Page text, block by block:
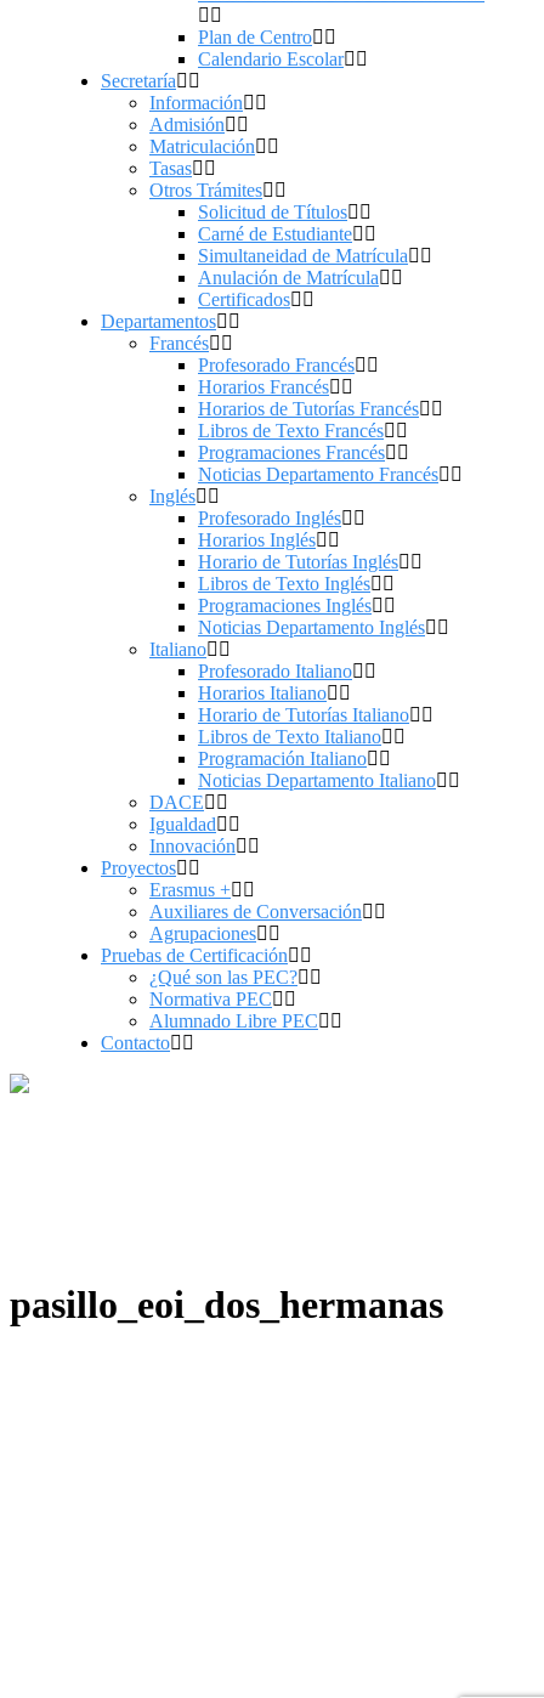
Plan de Centro
Calendario Escolar
Secretaría
Información
Admisión
Matriculación
Tasas
Otros Trámites
Solicitud de Títulos
Carné de Estudiante
Simultaneidad de Matrícula
Anulación de Matrícula
Certificados
Departamentos
Francés
Profesorado Francés
Horarios Francés
Horarios de Tutorías Francés
Libros de Texto Francés
Programaciones Francés
Noticias Departamento Francés
Inglés
Profesorado Inglés
Horarios Inglés
Horario de Tutorías Inglés
Libros de Texto Inglés
Programaciones Inglés
Noticias Departamento Inglés
Italiano
Profesorado Italiano
Horarios Italiano
Horario de Tutorías Italiano
Libros de Texto Italiano
Programación Italiano
Noticias Departamento Italiano
DACE
Igualdad
Innovación
Proyectos
Erasmus +
Auxiliares de Conversación
Agrupaciones
Pruebas de Certificación
¿Qué son las PEC?
Normativa PEC
Alumnado Libre PEC
Contacto
pasillo_eoi_dos_hermanas